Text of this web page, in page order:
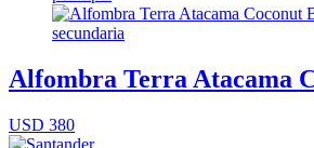
Alfombra Terra Atacama
USD 380